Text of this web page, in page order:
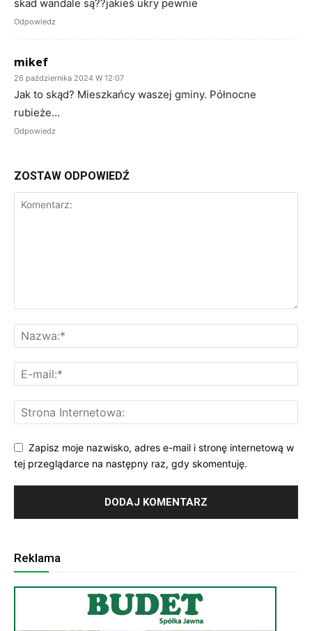
skad wandale są??jakieś ukry pewnie
Odpowiedz
mikef
26 października 2024 W 12:07
Jak to skąd? Mieszkańcy waszej gminy. Północne
rubieże…
Odpowiedz
ZOSTAW ODPOWIEDŹ
Zapisz moje nazwisko, adres e-mail i stronę internetową w
tej przeglądarce na następny raz, gdy skomentuję.
Reklama